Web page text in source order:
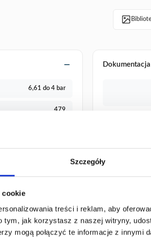
Szczegóły
cookie
treści i reklam, aby
tym, jak korzystasz z naszej witryny,
mogą połączyć te informacje z innymi
6,61 do 4 bar
479
przy ciśn. 3 bar)
Dokumentacja